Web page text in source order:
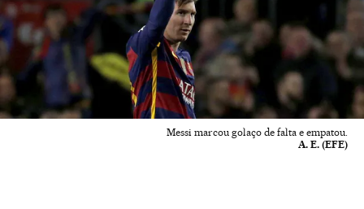
Messi marcou golaço de falta e empatou.
A. E. (EFE)